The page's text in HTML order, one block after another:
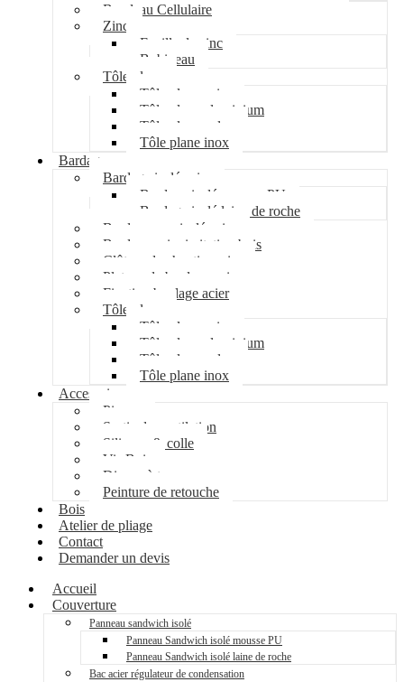
Bandeau Cellulaire
Zinc
Feuille de zinc
Bobineau
Tôle plane
Tôle plane acier
Tôle plane aluminium
Tôle plane galva
Tôle plane inox
Bardage
Bardage isolé acier
Bardage isolé mousse PU
Bardage isolé laine de roche
Bardage non isolé acier
Bardage acier imitation bois
Clôture de chantier acier
Plateau de bardage acier
Fixation bardage acier
Tôle plane
Tôle plane acier
Tôle plane aluminium
Tôle plane galva
Tôle plane inox
Accessoires
Pipeco
Sortie de ventilation
Silicone & colle
Vis Bois
Disque à tronçonner
Peinture de retouche
Bois
Atelier de pliage
Contact
Demander un devis
Accueil
Couverture
Panneau sandwich isolé
Panneau Sandwich isolé mousse PU
Panneau Sandwich isolé laine de roche
Bac acier régulateur de condensation